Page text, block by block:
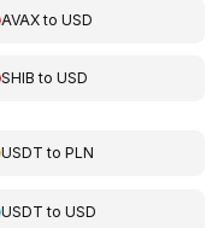
AVAXtoUSD
SHIB toUSD
USDT toPLN
USDT toUSD